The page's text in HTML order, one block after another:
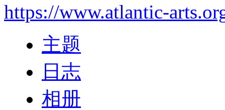
https://www.atlantic-
主题
日志
相册